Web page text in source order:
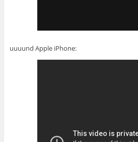
uuuund Apple iPhone: